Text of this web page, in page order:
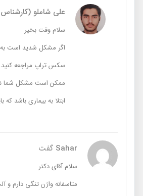
علی شاملو (کارشناس)
سلام وقت بخیر
اگر مشکل شدید است به
سکس تراپ مراجعه کنید.
ممکن است مشکل شما ناشی
ابتلا به بیماری باشد که باید
Sahar گفت
سلام آقای دکتر
متاسفانه واژن تنگی دارم و آلت